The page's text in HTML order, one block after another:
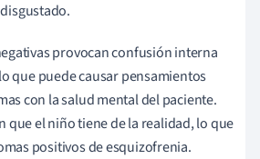
provocan confusión interna
que puede causar pensamientos
con la salud mental del paciente.
que el niño tiene de la realidad, lo que
positivos de esquizofrenia.